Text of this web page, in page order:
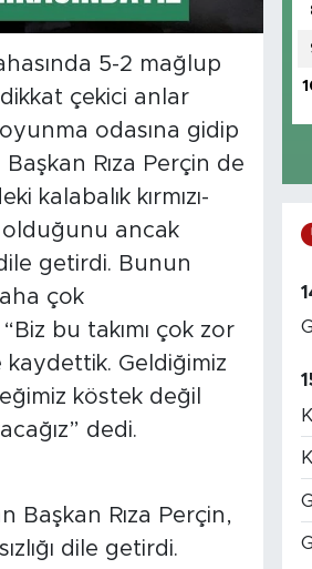
5-2 mağlup
çekici anlar
odasına gidip
Rıza Perçin de
kalabalık kırmızı-
ancak
getirdi. Bunun
çok
bu takımı çok zor
Geldiğimiz
köstek değil
dedi.
Başkan Rıza Perçin,
dile getirdi.